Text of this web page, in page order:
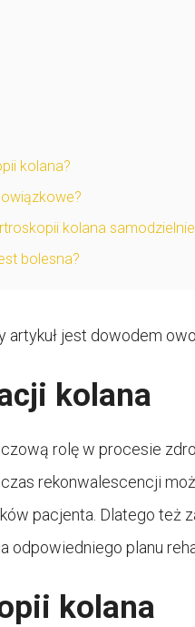
kolana?
kolana
bolesna?
artykuł jest dowodem
kolana
rolę w procesie
rekonwalescencji
pacjenta. Dlatego też
odpowiedniego planu
kolana